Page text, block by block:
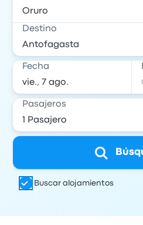
Destino
Fecha
Pasajeros
Buscar alojamientos